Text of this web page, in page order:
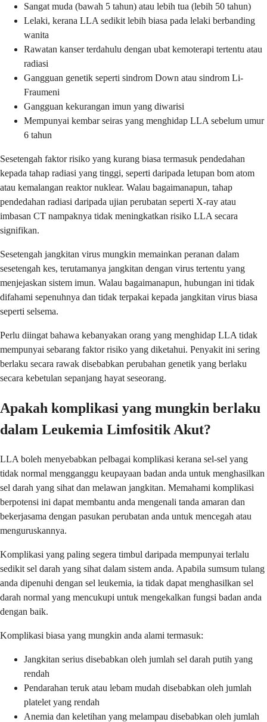
Sangat muda (bawah 5 tahun) atau lebih tua (lebih 50 tahun)
Lelaki, kerana LLA sedikit lebih biasa pada lelaki berbanding
wanita
Rawatan kanser terdahulu dengan ubat kemoterapi tertentu atau
radiasi
Gangguan genetik seperti sindrom Down atau sindrom Li-
Fraumeni
Gangguan kekurangan imun yang diwarisi
Mempunyai kembar seiras yang menghidap LLA sebelum umur
6 tahun
Sesetengah faktor risiko yang kurang biasa termasuk pendedahan
kepada tahap radiasi yang tinggi, seperti daripada letupan bom atom
atau kemalangan reaktor nuklear. Walau bagaimanapun, tahap
pendedahan radiasi daripada ujian perubatan seperti X-ray atau
imbasan CT nampaknya tidak meningkatkan risiko LLA secara
signifikan.
Sesetengah jangkitan virus mungkin memainkan peranan dalam
sesetengah kes, terutamanya jangkitan dengan virus tertentu yang
menjejaskan sistem imun. Walau bagaimanapun, hubungan ini tidak
difahami sepenuhnya dan tidak terpakai kepada jangkitan virus biasa
seperti selsema.
Perlu diingat bahawa kebanyakan orang yang menghidap LLA tidak
mempunyai sebarang faktor risiko yang diketahui. Penyakit ini sering
berlaku secara rawak disebabkan perubahan genetik yang berlaku
secara kebetulan sepanjang hayat seseorang.
Apakah komplikasi yang mungkin berlaku
dalam Leukemia Limfositik Akut?
LLA boleh menyebabkan pelbagai komplikasi kerana sel-sel yang
tidak normal mengganggu keupayaan badan anda untuk menghasilkan
sel darah yang sihat dan melawan jangkitan. Memahami komplikasi
berpotensi ini dapat membantu anda mengenali tanda amaran dan
bekerjasama dengan pasukan perubatan anda untuk mencegah atau
menguruskannya.
Komplikasi yang paling segera timbul daripada mempunyai terlalu
sedikit sel darah yang sihat dalam sistem anda. Apabila sumsum tulang
anda dipenuhi dengan sel leukemia, ia tidak dapat menghasilkan sel
darah normal yang mencukupi untuk mengekalkan fungsi badan anda
dengan baik.
Komplikasi biasa yang mungkin anda alami termasuk:
Jangkitan serius disebabkan oleh jumlah sel darah putih yang
rendah
Pendarahan teruk atau lebam mudah disebabkan oleh jumlah
platelet yang rendah
Anemia dan keletihan yang melampau disebabkan oleh jumlah